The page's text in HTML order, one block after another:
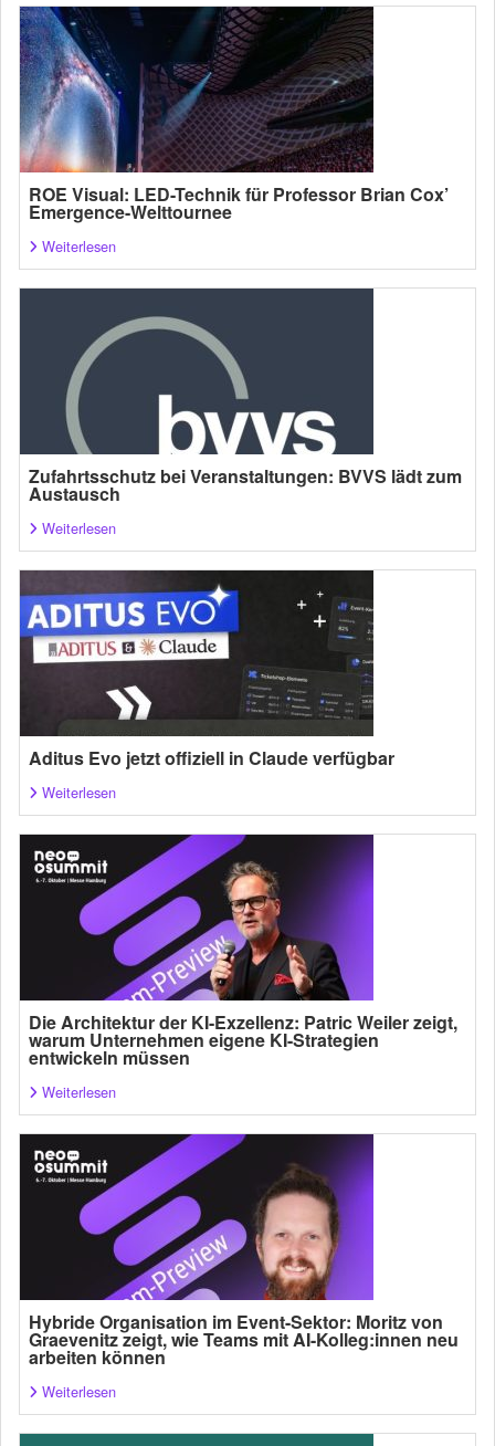
ROE Visual: LED-Technik für Professor Brian Cox’
Emergence-Welttournee
Weiterlesen
Zufahrtsschutz bei Veranstaltungen: BVVS lädt zum
Austausch
Weiterlesen
Aditus Evo jetzt offiziell in Claude verfügbar
Weiterlesen
Die Architektur der KI-Exzellenz: Patric Weiler zeigt,
warum Unternehmen eigene KI-Strategien
entwickeln müssen
Weiterlesen
Hybride Organisation im Event-Sektor: Moritz von
Graevenitz zeigt, wie Teams mit AI-Kolleg:innen neu
arbeiten können
Weiterlesen